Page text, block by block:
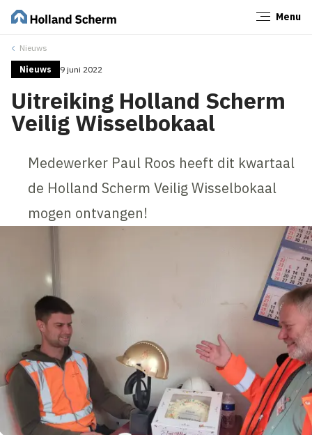
Menu
Nieuws
Nieuws 9 juni 2022
Uitreiking Holland Scherm
Veilig Wisselbokaal
Medewerker Paul Roos heeft dit kwartaal
de Holland Scherm Veilig Wisselbokaal
mogen ontvangen!
Sluiten